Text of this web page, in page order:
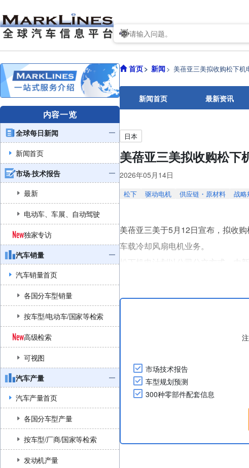
内容一览
全球每日新闻
新闻首页
市场·技术报告
最新
电动车、车展、自动驾驶
独家专访
汽车销量
汽车销量首页
各国分车型销量
按车型/电动车/国家等检索
高级检索
可视图
汽车产量
汽车产量首页
各国分车型产量
按车型/厂商/国家等检索
发动机产量
首页 新闻 美蓓亚三美拟收购松下机
新闻首页 最新资讯
日本
美蓓亚三美拟收购松下
2026年05月14日
松下 驱动电机 供应链・原材料 战略
美蓓亚三美于5月12日宣布，拟收
车载冷却风扇电机业务。
松下机电计划以公司分立方式，由
在美蓓亚三美称之为“八支枪”的核
市场技术报告
车型规划预测
300种零部件配套信息